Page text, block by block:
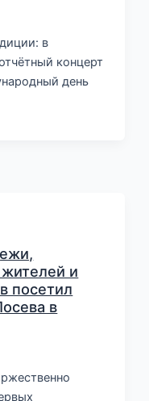
в
концерт
день
и
посетил
в